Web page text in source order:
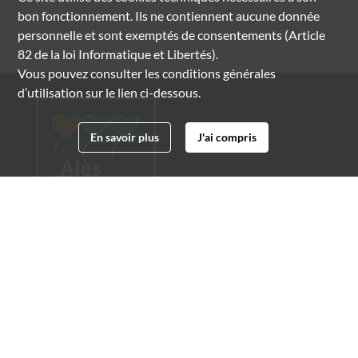
bon fonctionnement. Ils ne contiennent aucune donnée
personnelle et sont exemptés de consentements (Article
82 de la loi Informatique et Libertés).
Vous pouvez consulter les conditions générales
d’utilisation sur le lien ci-dessous.
En savoir plus J'ai compris